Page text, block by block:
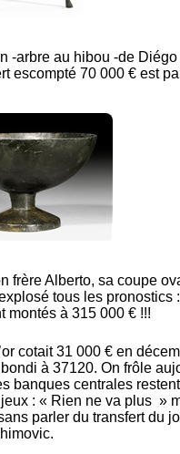
-arbre au hibou -de
escompté 70 000 € est
frère Alberto, sa coupe
tous les pronostics
montés à 315 000 € !!!
cotait 31 000 € en
à 37120. On frôle
banques centrales
: « Rien ne va plus »
parler du transfert du